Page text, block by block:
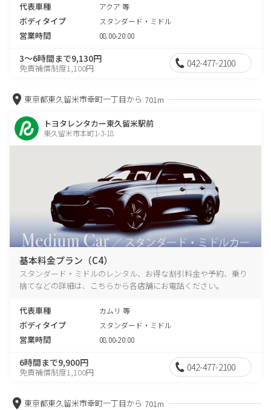
代表車種 アクア 等
ボディタイプ スタンダード・ミドル
営業時間 08:00-20:00
3～6時間まで9,130円
免責補償制度1,100円 042-477-2100
東京都東久留米市幸町一丁目から 701m
トヨタレンタカー東久留米駅前
東久留米市本町1-3-18
基本料金プラン（C4）
スタンダード・ミドルのレンタル、お得な割引料金や予約、乗り
捨てなどの詳細は、こちらから各店舗にお電話ください。
代表車種 カムリ 等
ボディタイプ スタンダード・ミドル
営業時間 08:00-20:00
6時間まで9,900円
免責補償制度1,100円 042-477-2100
東京都東久留米市幸町一丁目から 701m